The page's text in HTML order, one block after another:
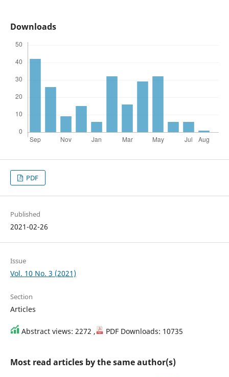
Downloads
PDF
Published
2021-02-26
Issue
Vol. 10 No. 3 (2021)
Section
Articles
Abstract views: 2272 , PDF Downloads: 10735
Most read articles by the same author(s)